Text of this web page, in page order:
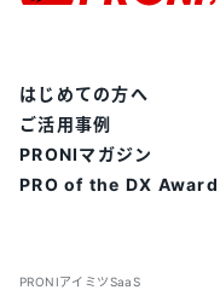
PRONIアイミツSaaS
はじめての方へ
ご活用事例
PRONIマガジン
PRO of the DX Award